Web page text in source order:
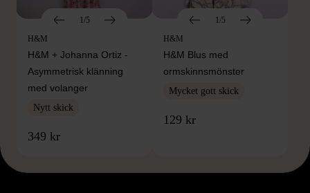
1/5
H&M
H&M + Johanna Ortiz -
Asymmetrisk klänning
med volanger
Nytt skick
349 kr
1/5
H&M
H&M Blus med
ormskinnsmönster
Mycket gott skick
129 kr